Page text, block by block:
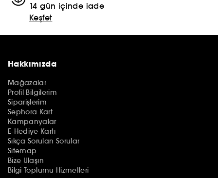
14 gün içinde iade
Keşfet
Hakkımızda
Mağazalar
Profil Bilgilerim
Siparişlerim
Sephora Kart
Kampanyalar
E-Hediye Kartı
Sıkça Sorulan Sorular
Sitemap
Bize Ulaşın
Bilgi Toplumu Hizmetleri